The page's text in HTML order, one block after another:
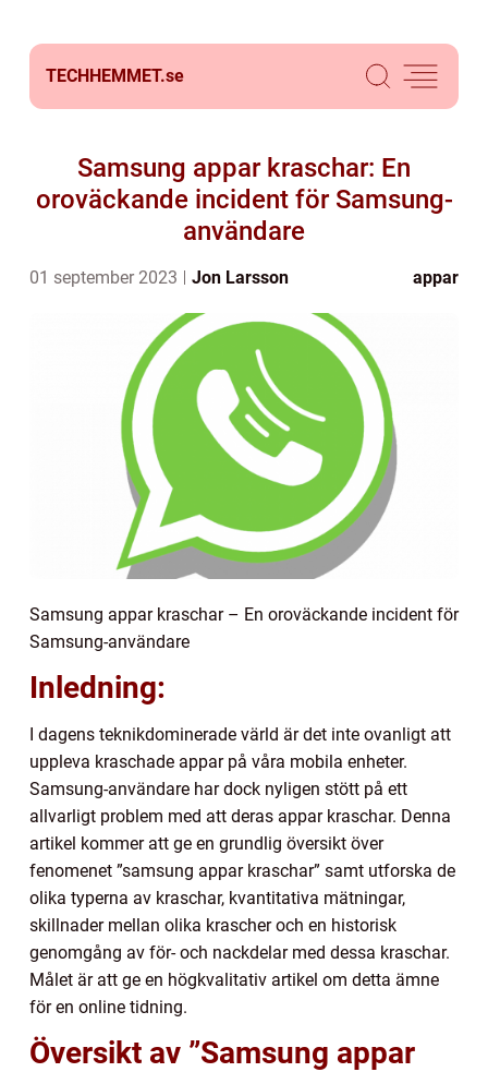
TECHHEMMET.se
Samsung appar kraschar: En
oroväckande incident för Samsung-
användare
01 september 2023 Jon Larsson appar
Samsung appar kraschar – En oroväckande incident för
Samsung-användare
Inledning:
I dagens teknikdominerade värld är det inte ovanligt att
uppleva kraschade appar på våra mobila enheter.
Samsung-användare har dock nyligen stött på ett
allvarligt problem med att deras appar kraschar. Denna
artikel kommer att ge en grundlig översikt över
fenomenet ”samsung appar kraschar” samt utforska de
olika typerna av kraschar, kvantitativa mätningar,
skillnader mellan olika krascher och en historisk
genomgång av för- och nackdelar med dessa kraschar.
Målet är att ge en högkvalitativ artikel om detta ämne
för en online tidning.
Översikt av ”Samsung appar